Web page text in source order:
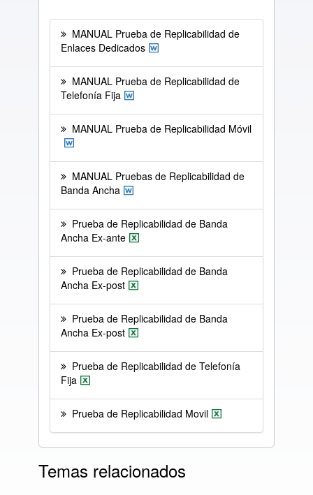
MANUAL Prueba de Replicabilidad de
Enlaces Dedicados
MANUAL Prueba de Replicabilidad de
Telefonía Fija
MANUAL Prueba de Replicabilidad Móvil
MANUAL Pruebas de Replicabilidad de
Banda Ancha
Prueba de Replicabilidad de Banda
Ancha Ex-ante
Prueba de Replicabilidad de Banda
Ancha Ex-post
Prueba de Replicabilidad de Banda
Ancha Ex-post
Prueba de Replicabilidad de Telefonía
Fija
Prueba de Replicabilidad Movil
Temas relacionados